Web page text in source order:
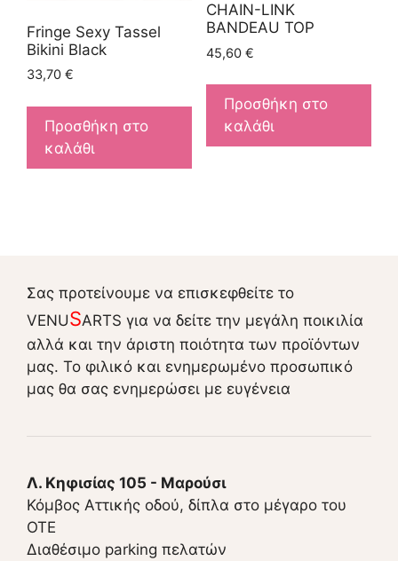
Fringe Sexy Tassel
Bikini Black
33,70 €
Προσθήκη στο
καλάθι
CHAIN-LINK
BANDEAU TOP
45,60 €
Προσθήκη στο
καλάθι
Σας προτείνουμε να επισκεφθείτε το
VENUSARTS για να δείτε την μεγάλη ποικιλία
αλλά και την άριστη ποιότητα των προϊόντων
μας. Το φιλικό και ενημερωμένο προσωπικό
μας θα σας ενημερώσει με ευγένεια
Λ. Κηφισίας 105 - Μαρούσι
Κόμβος Αττικής οδού, δίπλα στο μέγαρο του
ΟΤΕ
Διαθέσιμο parking πελατών